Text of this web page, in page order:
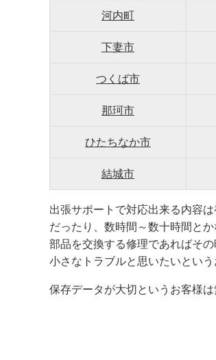
河内町
下妻市
つくば市
那珂市
ひたちなか市
結城市
出張サポートで対応出来る内容
だったり、数時間～数十時間と
部品を交換する修理であればそ
小さなトラブルと思いたいとい
保存データが大切というお客様